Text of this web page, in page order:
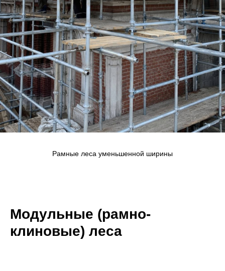
Рамные леса уменьшенной ширины
Модульные (рамно-
клиновые) леса